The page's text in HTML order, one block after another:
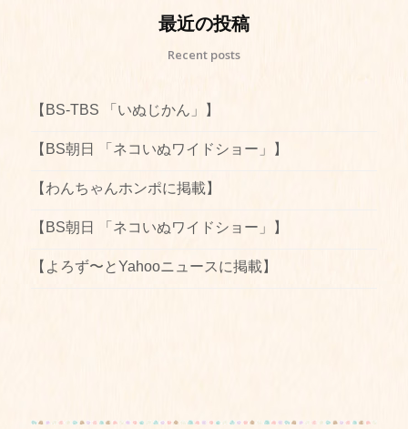
最近の投稿
Recent posts
【BS-TBS 「いぬじかん」】
【BS朝日 「ネコいぬワイドショー」】
【わんちゃんホンポに掲載】
【BS朝日 「ネコいぬワイドショー」】
【よろず〜とYahooニュースに掲載】